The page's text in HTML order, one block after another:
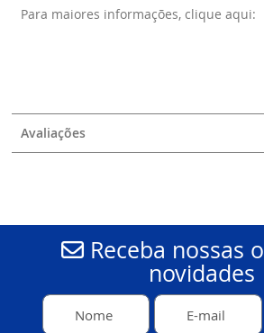
Para maiores informações, clique aqui:
Avaliações
Receba nossas
novidades